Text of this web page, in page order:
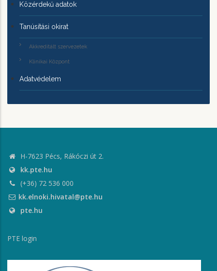
Közérdekű adatok
Tanúsítási okirat
Akkreditált szervezetek
Klinikai Központ
Adatvédelem
H-7623 Pécs, Rákóczi út 2.
kk.pte.hu
(+36) 72 536 000
kk.elnoki.hivatal@pte.hu
pte.hu
PTE login